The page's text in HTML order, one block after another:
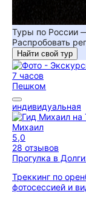
Туры по России
Распробовать
Найти свой тур
7 часов
Пешком
индивидуальная
Михаил
5,0
28 отзывов
Прогулка в
Треккинг по
фотосессией и